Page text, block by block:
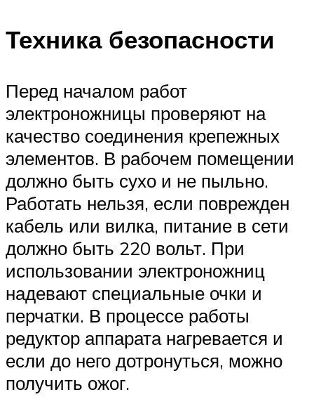
Техника безопасности
Перед началом работ
электроножницы проверяют на
качество соединения крепежных
элементов. В рабочем помещении
должно быть сухо и не пыльно.
Работать нельзя, если поврежден
кабель или вилка, питание в сети
должно быть 220 вольт. При
использовании электроножниц
надевают специальные очки и
перчатки. В процессе работы
редуктор аппарата нагревается и
если до него дотронуться, можно
получить ожог.